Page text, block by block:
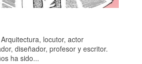
locutor, actor
diseñador, profesor y escritor.
ha sido...